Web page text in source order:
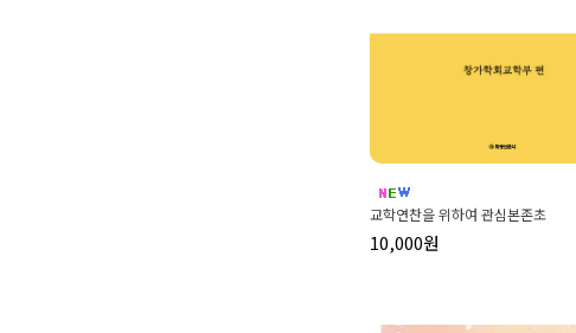
교학연찬을 위하여 관심본존초
10,000원